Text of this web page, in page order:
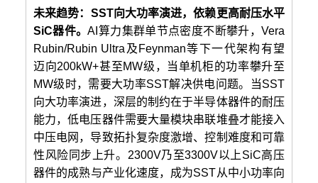
未来趋势：SST向大功率演进，依赖更高耐压水平
SiC器件。AI算力集群单节点密度不断攀升，Vera
Rubin/Rubin Ultra及Feynman等下一代架构有望
迈向200kW+甚至MW级，当单机柜的功率攀升至
MW级时，需要大功率SST解决供电问题。当SST
向大功率演进，深层的制约在于半导体器件的耐压
能力，低电压器件需要大量模块串联堆叠才能接入
中压电网，导致拓扑复杂度激增、控制难度和可靠
性风险同步上升。2300V乃至3300V以上SiC高压
器件的成熟与产业化速度，成为SST从中小功率向